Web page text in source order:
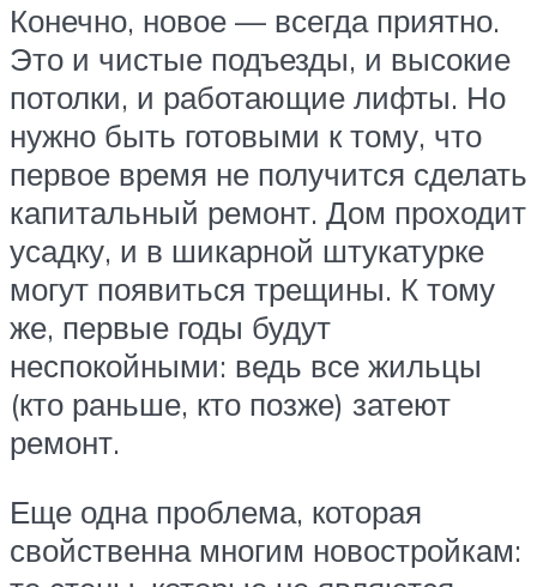
Конечно, новое — всегда приятно.
Это и чистые подъезды, и высокие
потолки, и работающие лифты. Но
нужно быть готовыми к тому, что
первое время не получится сделать
капитальный ремонт. Дом проходит
усадку, и в шикарной штукатурке
могут появиться трещины. К тому
же, первые годы будут
неспокойными: ведь все жильцы
(кто раньше, кто позже) затеют
ремонт.
Еще одна проблема, которая
свойственна многим новостройкам: